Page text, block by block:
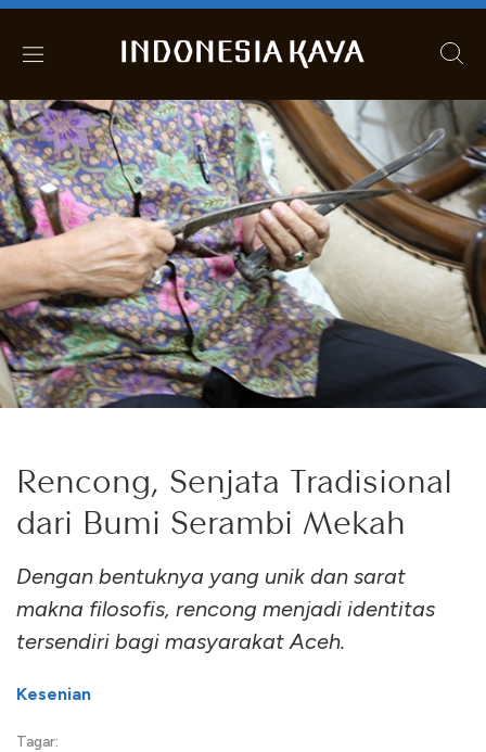
Rencong, Senjata Tradisional
dari Bumi Serambi Mekah
Dengan bentuknya yang unik dan sarat
makna filosofis, rencong menjadi identitas
tersendiri bagi masyarakat Aceh.
Kesenian
Tagar: